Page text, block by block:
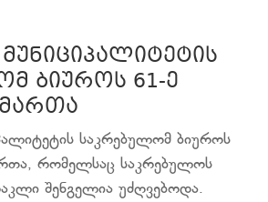
ბიუროს 61-ე
საკრებულომ ბიუროს
რომელსაც საკრებულოს
შენგელია უძღვებოდა.